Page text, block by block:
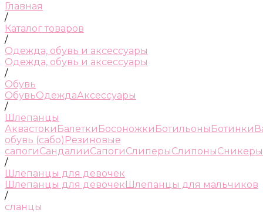
Главная
/
Каталог товаров
/
Одежда, обувь и аксессуары
Одежда, обувь и аксессуары
/
Обувь
ОбувьОдеждаАксессуары
/
Шлепанцы
Аквастоки Балетки Босоножки Ботильоны Ботинки
обувь (сабо) Резиновые
сапогиСандалииСапогиСлиперыСлипоныСникеры
/
Шлепанцы для девочек
Шлепанцы для девочекШлепанцы для мальчиков
/
сланцы